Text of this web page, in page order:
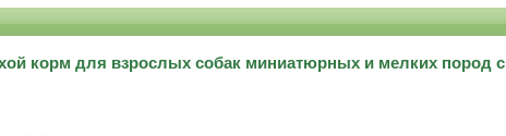
корм для взрослых собак миниатюрных и мелких пород с